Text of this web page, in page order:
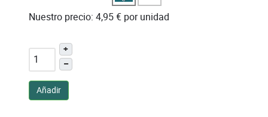
Nuestro precio: 4,95 € por unidad
+
–
Añadir